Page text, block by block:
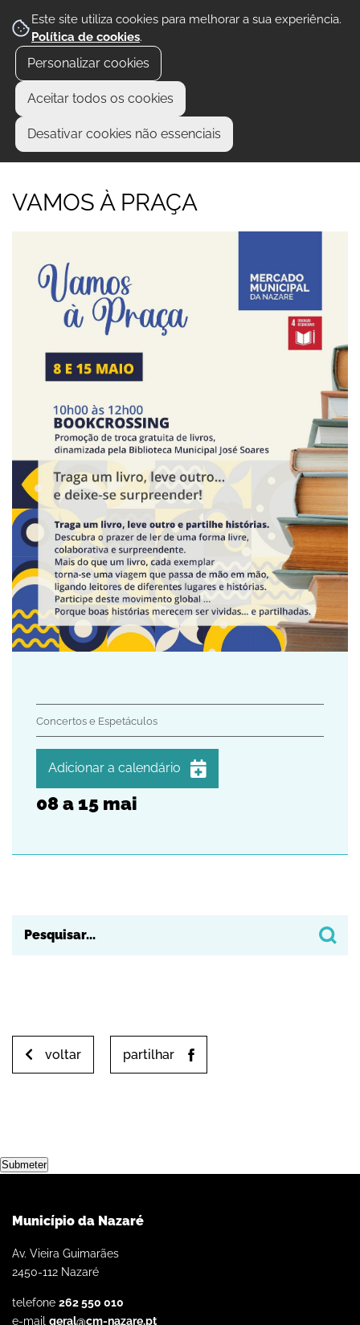
Este site utiliza cookies para melhorar a sua experiência.
Política de cookies.
Personalizar cookies
Aceitar todos os cookies
Desativar cookies não essenciais
VAMOS À PRAÇA
Concertos e Espetáculos
Adicionar a calendário
iCalendar
Outlook
08a 15 mai
voltar partilhar
Submeter
Município da Nazaré
Av. Vieira Guimarães
2450-112 Nazaré
telefone 262 550 010
e-mail geral@cm-nazare.pt